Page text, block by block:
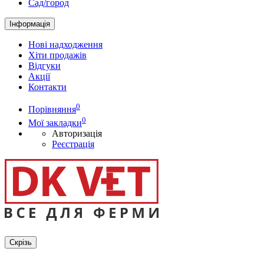
Сад/город
Інформація
Нові надходження
Хіти продажів
Відгуки
Акції
Контакти
Порівняння0
Мої закладки0
Авторизація
Реєстрація
Скрізь